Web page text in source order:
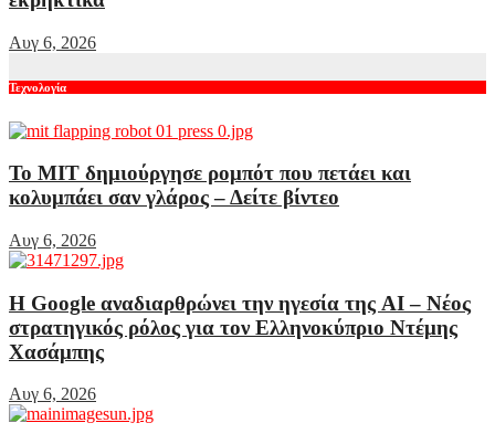
Αυγ 6, 2026
Τεχνολογία
Το MIT δημιούργησε ρομπότ που πετάει και
κολυμπάει σαν γλάρος – Δείτε βίντεο
Αυγ 6, 2026
Η Google αναδιαρθρώνει την ηγεσία της AI – Νέος
στρατηγικός ρόλος για τον Ελληνοκύπριο Ντέμης
Χασάμπης
Αυγ 6, 2026